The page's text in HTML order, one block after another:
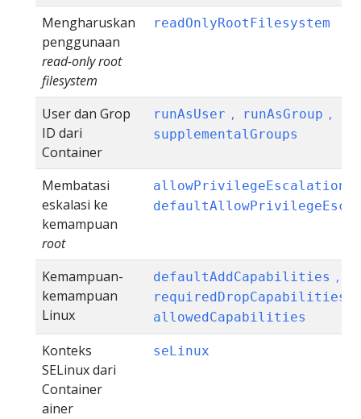
Mengharuskan
penggunaan
read-only root
filesystem
readOnlyRootFilesystem
User dan Grop
ID dari
Container
runAsUser , runAsGroup ,
supplementalGroups
Membatasi
eskalasi ke
kemampuan
root
allowPrivilegeEscalation
Kemampuan-
kemampuan
Linux
defaultAddCapabilities ,
requiredDropCapabilities
allowedCapabilities
Konteks
SELinux dari
Container
ainer
seLinux